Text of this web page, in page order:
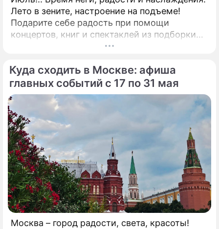
Лето в зените, настроение на подъеме!
Подарите себе радость при помощи
концертов, книг и спектаклей из подборки
"Дни.ру"! КНИГА"Исповедь пиарщика"
кейсами эксперт федеральных каналов
Александр Андрианов предлагает взглянуть
на современный маркетинг без прикрас при
Куда сходить в Москве: афиша
главных событий с 17 по 31 мая
Москва – город радости, света, красоты!